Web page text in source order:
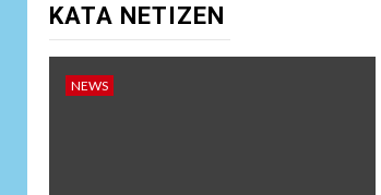
KATA NETIZEN
NEWS